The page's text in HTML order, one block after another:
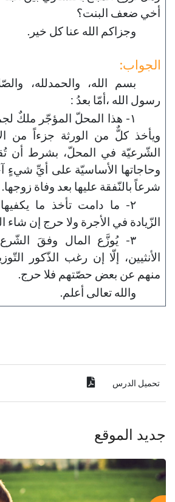
أخي ضعف البنت؟
وجزاكم الله عنا كل خير.
الجواب:
بسم الله، والحمدلله،
رسول الله ،أمّا بعدُ :
١- هذا المحلّ المؤجّر ملكٌ
ويأخذ كلٌّ من الورثة جزءاً من
الشّرعيّة في المحلّ، بشرط أن
وحاجاتها الأساسيّة على أيِّ شيءٍ
شرعاً بالنّفقة عليها بعد وفاة زوجها.
٢- ما دامت تأخذ ما
الزّيادة في الأجرة ولا حرج إن شاء
٣- يُوزَّع المال وفقَ
الأنثيين، إلّا إن رغب الذّكور
منهم عن بعض حصّتهم فلا حرج.
والله تعالى أعلم.
تحميل الدرس
جديد الموقع